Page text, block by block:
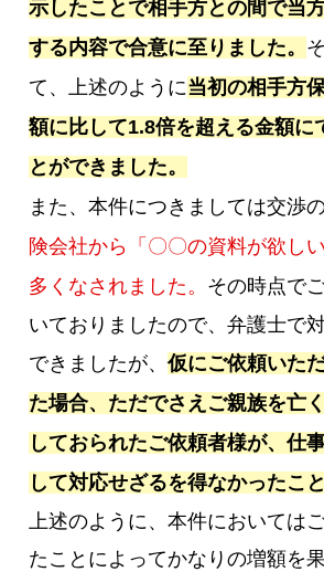
示したことで相手方との間で当
する内容で合意に至りました。
て、上述のように当初の相手方
額に比して1.8倍を超える金額に
とができました。
また、本件につきましては交渉
険会社から「〇〇の資料が欲し
多くなされました。 その時点で
いておりましたので、弁護士で
できましたが、仮にご依頼いた
た場合、ただでさえご親族を亡
しておられたご依頼者様が、仕
して対応せざるを得なかったこ
上述のように、本件においては
たことによってかなりの増額を